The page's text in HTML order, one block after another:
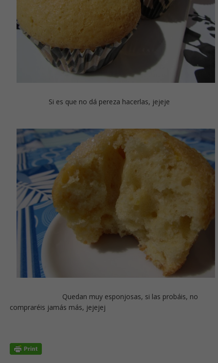
Si es que no dá pereza hacerlas, jejeje
Quedan muy esponjosas, si las probáis, no
compraréis jamás más, jejejej